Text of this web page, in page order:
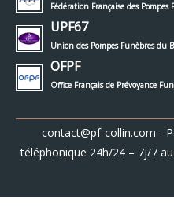
Fédération Française des Pompes
UPF67
Union des Pompes Funèbres du
OFPF
Office Français de Prévoyance
contact@pf-collin.com -
téléphonique 24h/24 – 7j/7 au